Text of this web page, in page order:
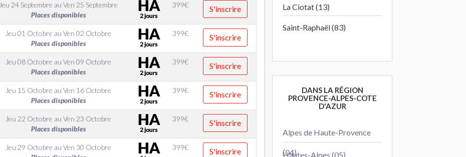
Jeu 24 Septembre au Ven 25 Septembre
Places disponibles
399€ S'inscrire
Jeu 01 Octobre au Ven 02 Octobre
Places disponibles
399€ S'inscrire
Jeu 08 Octobre au Ven 09 Octobre
Places disponibles
399€ S'inscrire
Jeu 15 Octobre au Ven 16 Octobre
Places disponibles
399€ S'inscrire
Jeu 22 Octobre au Ven 23 Octobre
Places disponibles
399€ S'inscrire
Jeu 29 Octobre au Ven 30 Octobre
399€ S'inscrire
La Ciotat (13)
Saint-Raphaël (83)
DANS LA RÉGION
PROVENCE-ALPES-COTE
D'AZUR
Alpes de Haute-Provence
(04)
Hautes-Alpes (05)